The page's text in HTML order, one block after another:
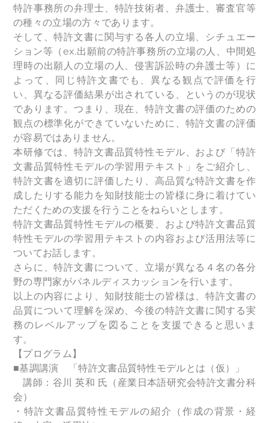
特許事務所の弁理士、特許技術者、弁護士、審査官等
の種々の立場の方々であります。
そして、特許文書に関与する各人の立場、シチュエー
ション等（ex.出願前の特許事務所の立場の人、中間処
理時の出願人の立場の人、侵害訴訟時の弁護士等）に
よって、同じ特許文書でも、異なる観点で評価を行
い、異なる評価結果が出されている、というのが現状
であります。つまり、現在、特許文書の評価のための
観点の標準化ができていないために、特許文書の評価
が容易ではありません。
本研修では、特許文書品質特性モデル、および「特許
文書品質特性モデルの学習用テキスト」をご紹介し、
特許文書を適切に評価したり、高品質な特許文書を作
成したりする能力を知財技能士の皆様に身に着けてい
ただくための支援を行うことをねらいとします。
特許文書品質特性モデルの概要、および特許文書品質
特性モデルの学習用テキストの内容および活用法等に
ついてお話します。
さらに、特許文書について、立場が異なる４名の各分
野の専門家がパネルディスカッションを行います。
以上の内容により、知財技能士の皆様は、特許文書の
品質について理解を深め、今後の特許文書に関する実
務のレベルアップを図ることを支援できると思いま
す。
【プログラム】
■基調講演 「特許文書品質特性モデルとは（仮）」
講師：谷川 英和 氏（産業日本語研究会特許文書分科
会）
・特許文書品質特性モデルの紹介（作成の背景・経